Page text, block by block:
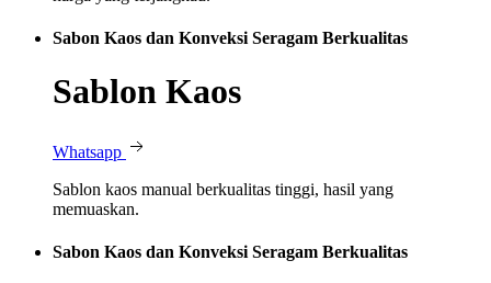
Sabon Kaos dan Konveksi Seragam Berkualitas
Sablon Kaos
Whatsapp
Sablon kaos manual berkualitas tinggi, hasil yang
memuaskan.
Sabon Kaos dan Konveksi Seragam Berkualitas